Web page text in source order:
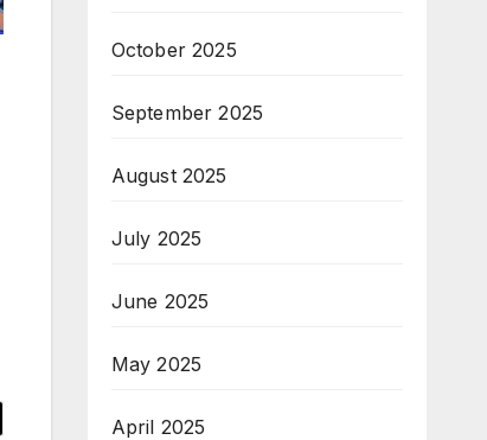
October 2025
September 2025
August 2025
July 2025
June 2025
May 2025
April 2025